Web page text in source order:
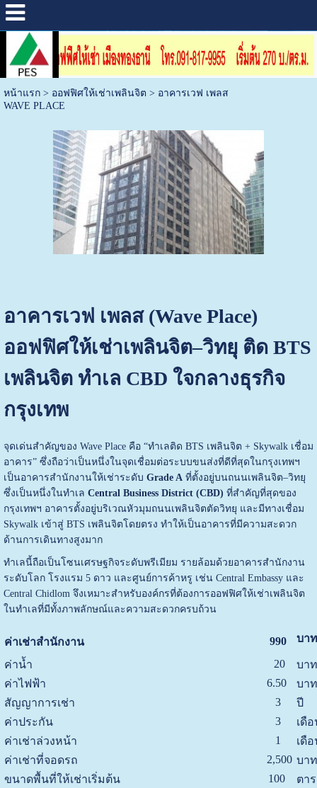
หน้าแรก> ออฟฟิศให้เช่าเพลินจิต > อาคารเวฟ เพลส
WAVE PLACE
อาคารเวฟ เพลส (Wave Place)
ออฟฟิศให้เช่าเพลินจิต–วิทยุ ติด BTS
เพลินจิต ทำเล CBD ใจกลางธุรกิจ
กรุงเทพ
จุดเด่นสำคัญของ Wave Place คือ “ทำเลติด BTS เพลินจิต + Skywalk เชื่อม
อาคาร” ซึ่งถือว่าเป็นหนึ่งในจุดเชื่อมต่อระบบขนส่งที่ดีที่สุดในกรุงเทพฯ
เป็นอาคารสำนักงานให้เช่าระดับ Grade A ที่ตั้งอยู่บนถนนเพลินจิต–วิทยุ
ซึ่งเป็นหนึ่งในทำเล Central Business District (CBD) ที่สำคัญที่สุดของ
กรุงเทพฯ อาคารตั้งอยู่บริเวณหัวมุมถนนเพลินจิตตัดวิทยุ และมีทางเชื่อม
Skywalk เข้าสู่ BTS เพลินจิตโดยตรง ทำให้เป็นอาคารที่มีความสะดวก
ด้านการเดินทางสูงมาก
ทำเลนี้ถือเป็นโซนเศรษฐกิจระดับพรีเมียม รายล้อมด้วยอาคารสำนักงาน
ระดับโลก โรงแรม 5 ดาว และศูนย์การค้าหรู เช่น Central Embassy และ
Central Chidlom จึงเหมาะสำหรับองค์กรที่ต้องการออฟฟิศให้เช่าเพลินจิต
ในทำเลที่มีทั้งภาพลักษณ์และความสะดวกครบถ้วน
ค่าเช่าสำนักงาน 990 บา
ค่าน้ำ 20
บา
ค่าไฟฟ้า
6.50
บา
สัญญาการเช่า
3
ปี
ค่าประกัน
3
เดื
ค่าเช่าล่วงหน้า
1
เดื
ค่าเช่าที่จอดรถ
2,500 บา
ขนาดพื้นที่ให้เช่าเริ่มต้น
100
ตา